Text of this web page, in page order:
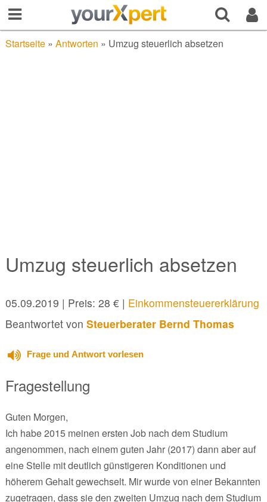
Startseite» Antworten » Umzug steuerlich absetzen
Umzug steuerlich absetzen
05.09.2019 | Preis: 28 € | Einkommensteuererklärung
Beantwortet von Steuerberater Bernd Thomas
Frage und Antwort vorlesen
Fragestellung
Guten Morgen,
Ich habe 2015 meinen ersten Job nach dem Studium
angenommen, nach einem guten Jahr (2017) dann aber auf
eine Stelle mit deutlich günstigeren Konditionen und
höherem Gehalt gewechselt. Mir wurde von einer Bekannten
zugetragen, dass sie den zweiten Umzug nach dem Studium